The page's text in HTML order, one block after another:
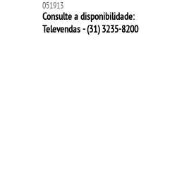
051913
Consulte a disponibilidade:
Televendas - (31)3235-8200